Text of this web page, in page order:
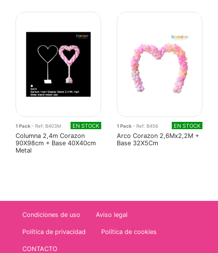
1 Pack - Ref: B403M EN STOCK
Columna 2,4m Corazon
90X98cm + Base 40X40cm
Metal
1 Pack - Ref: B456 EN STOCK
Arco Corazon 2,6Mx2,2M +
Base 32X5Cm
Condiciones de uso Aviso legal
Política de privacidad Política de cookies
CONTACTO